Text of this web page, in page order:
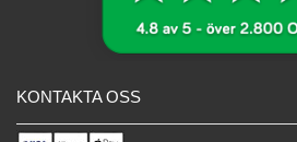
KONTAKTA OSS